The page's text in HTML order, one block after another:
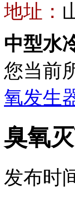
地址：
中型水
您当前
氧发生
臭氧
发布时